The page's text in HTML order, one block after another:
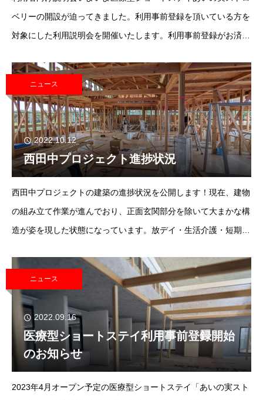
ベリーの開設が迫ってきました。利用事前登録を頂いている方を
対象にした利用説明会を開催いたします。利用事前登録がお済み
ーは重症心身障がい児者を対象と
ニュース
2022.10.12
西田中プロジェクト進捗状況
西田中プロジェクトの建築の進捗状況を公開します！現在、建物
の組み立て作業が進んでおり、正面玄関部分を除いて大まかな構
造が姿を現した状態になっています。放デイ・生活介護・短期入
ニュース
2022.09.16
医療型ショートステイ利用事前登録開始
のお知らせ
2023年4月オープン予定の医療型ショートステイ「あいの実スト